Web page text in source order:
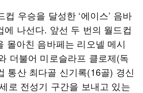
우승을 달성한 ‘에이스’ 음바
에 나선다. 앞선 두 번의 월드컵
몰아친 음바페는 리오넬 메시
더불어 미로슬라프 클로제(독
통산 최다골 신기록(16골) 경신
로 전성기 구간을 보내고 있는